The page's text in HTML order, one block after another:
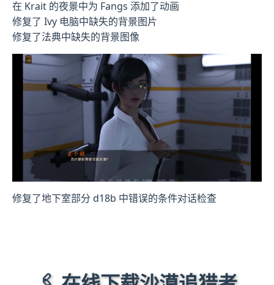
在 Krait 的夜景中为 Fangs 添加了动画
修复了 Ivy 电脑中缺失的背景图片
修复了法典中缺失的背景图像
修复了地下室部分 d18b 中错误的条件对话检查